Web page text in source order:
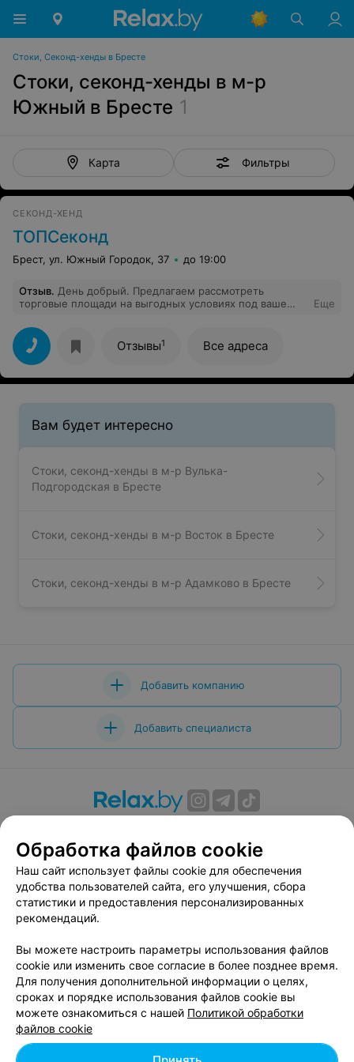
Стоки, Секонд-хенды в Бресте
Стоки, секонд-хенды в м-р
Южный в Бресте 1
Карта Фильтры
СЕКОНД-ХЕНД
ТОПСеконд
Брест, ул. Южный Городок, 37 до 19:00
Отзыв. День добрый. Предлагаем рассмотреть
торговые площади на выгодных условиях под ваше
Еще
Отзывы1 Все адреса
Вам будет интересно
Стоки, секонд-хенды в м-р Вулька-
Подгородская в Бресте
Стоки, секонд-хенды в м-р Восток в Бресте
Стоки, секонд-хенды в м-р Адамково в Бресте
Добавить компанию
Добавить специалиста
Вакансии
Публичный договор
Способы оплаты
Публичный договор по использованию сервиса
«Афиша»
Пользовательское соглашение
Связаться по вопросам сотрудничества
Написать руководителю relax.by
Персональные настройки cookie
Обработка персональных данных
Обработка файлов cookie
Наш сайт использует файлы cookie для обеспечения
удобства пользователей сайта, его улучшения, сбора
статистики и предоставления персонализированных
рекомендаций.
Вы можете настроить параметры использования файлов
cookie или изменить свое согласие в более позднее время.
Для получения дополнительной информации о целях,
сроках и порядке использования файлов cookie вы
можете ознакомиться с нашей Политикой обработки
файлов cookie